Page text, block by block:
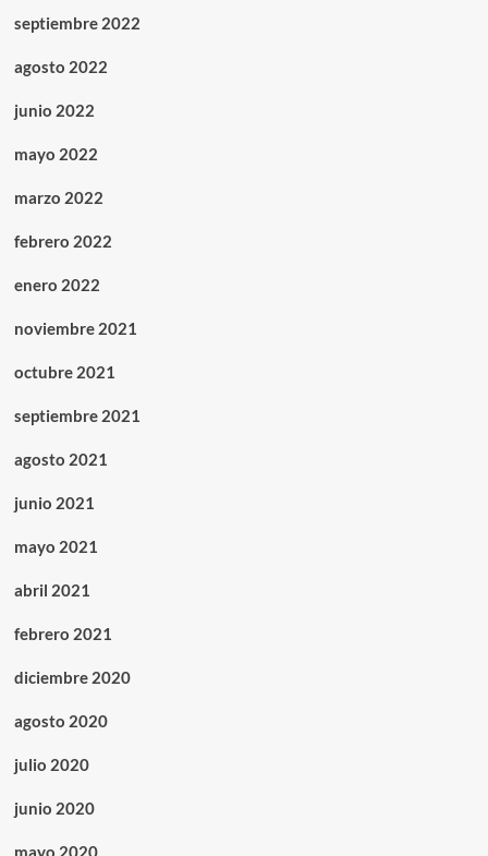
septiembre 2022
agosto 2022
junio 2022
mayo 2022
marzo 2022
febrero 2022
enero 2022
noviembre 2021
octubre 2021
septiembre 2021
agosto 2021
junio 2021
mayo 2021
abril 2021
febrero 2021
diciembre 2020
agosto 2020
julio 2020
junio 2020
mayo 2020